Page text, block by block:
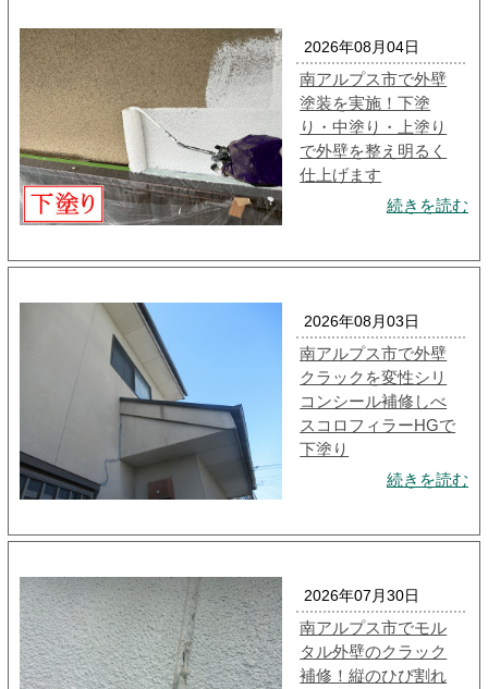
2026年08月04日
南アルプス市で外壁
塗装を実施！下塗
り・中塗り・上塗り
で外壁を整え明るく
仕上げます
続きを読む
2026年08月03日
南アルプス市で外壁
クラックを変性シリ
コンシール補修しべ
スコロフィラーHGで
下塗り
続きを読む
2026年07月30日
南アルプス市でモル
タル外壁のクラック
補修！縦のひび割れ